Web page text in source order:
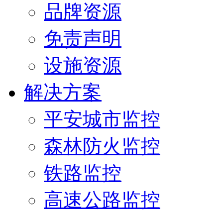
品牌资源
免责声明
设施资源
解决方案
平安城市监控
森林防火监控
铁路监控
高速公路监控